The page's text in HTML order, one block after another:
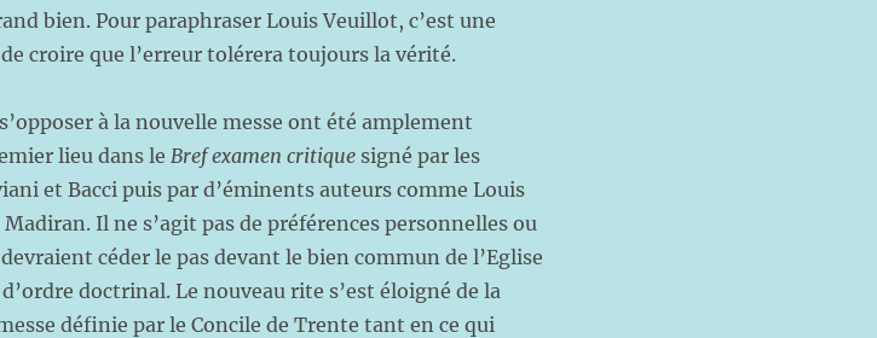
bien. Pour paraphraser Louis Veuillot, c’est une
croire que l’erreur tolérera toujours la vérité.
à la nouvelle messe ont été amplement
lieu dans leBref examen critique signé par les
et Bacci puis par d’éminents auteurs comme Louis
Madiran. Il ne s’agit pas de préférences personnelles ou
céder le pas devant le bien commun de l’Eglise
doctrinal. Le nouveau rite s’est éloigné de la
définie par le Concile de Trente tant en ce qui